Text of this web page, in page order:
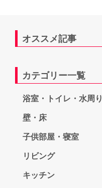
オススメ記事
カテゴリー一覧
浴室・トイレ・水周り
壁・床
子供部屋・寝室
リビング
キッチン